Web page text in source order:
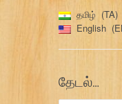
தமிழ்
TA
English
தேடல்…